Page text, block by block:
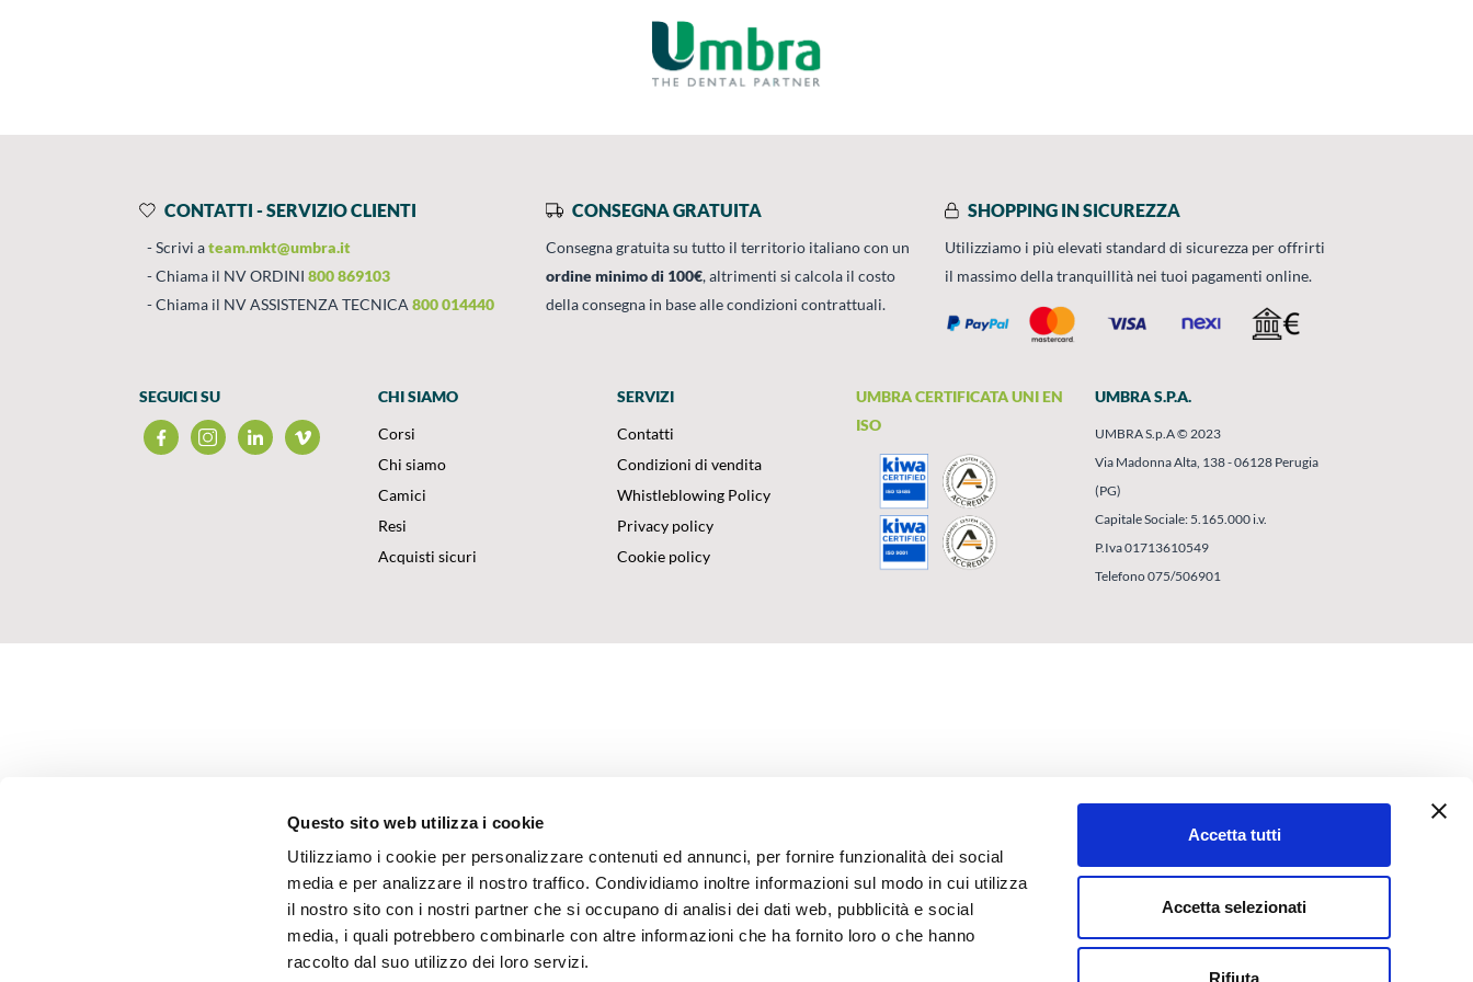
Questo sito web utilizza i cookie
Utilizziamo i cookie per personalizzare contenuti ed annunci, per fornire funzionalità dei social
media e per analizzare il nostro traffico. Condividiamo inoltre informazioni sul modo in cui utilizza
il nostro sito con i nostri partner che si occupano di analisi dei dati web, pubblicità e social
media, i quali potrebbero combinarle con altre informazioni che ha fornito loro o che hanno
raccolto dal suo utilizzo dei loro servizi.
Accetta tutti
Accetta selezionati
Rifiuta
CONTATTI - SERVIZIO CLIENTI
Scrivi ateam.mkt@umbra.it
Chiama il NV ORDINI 800 869103
Chiama il NV ASSISTENZA TECNICA 800 014440
CONSEGNA GRATUITA
Consegna gratuita su tutto il territorio italiano con un
ordine minimo di 100€, altrimenti si calcola il costo
della consegna in base alle condizioni contrattuali.
SHOPPING IN SICUREZZA
Utilizziamo i più elevati standard di sicurezza per offrirti
il massimo della tranquillità nei tuoi pagamenti online.
SEGUICI SU
CHI SIAMO
Corsi
Chi siamo
Camici
Resi
Acquisti sicuri
SERVIZI
Contatti
Condizioni di vendita
Whistleblowing Policy
Privacy policy
Cookie policy
UMBRA CERTIFICATA UNI EN
ISO
UMBRA S.P.A.
UMBRA S.p.A © 2023
Via Madonna Alta, 138 - 06128 Perugia
(PG)
Capitale Sociale: 5.165.000 i.v.
P.Iva 01713610549
Telefono 075/506901